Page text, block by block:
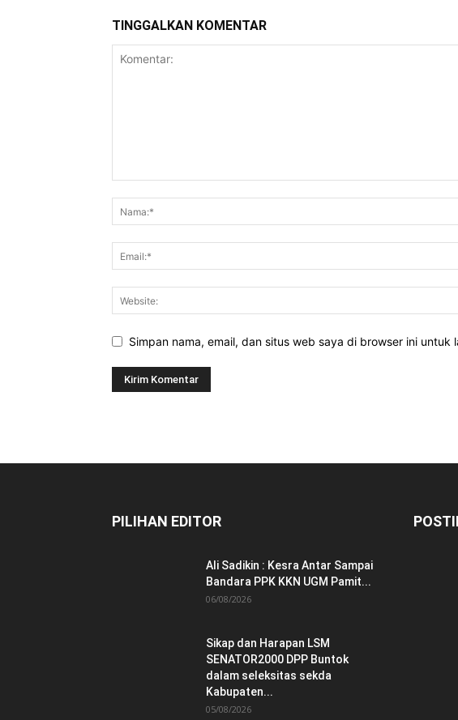
TINGGALKAN KOMENTAR
Simpan nama, email, dan situs web saya di browser ini untuk
PILIHAN EDITOR
Ali Sadikin : Kesra Antar Sampai
Bandara PPK KKN UGM Pamit...
06/08/2026
Sikap dan Harapan LSM
SENATOR2000 DPP Buntok
dalam seleksitas sekda
Kabupaten...
05/08/2026